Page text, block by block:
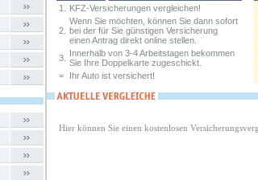
1. KFZ-Versicherungen vergleichen!
2.
Wenn Sie möchten, können Sie dann sofort
bei der für Sie günstigen Versicherung
einen Antrag direkt online stellen.
3.
Innerhalb von 3-4 Arbeitstagen bekommen
Sie Ihre Doppelkarte zugeschickt.
=
Ihr Auto ist versichert!
Hier können Sie einen kostenlosen